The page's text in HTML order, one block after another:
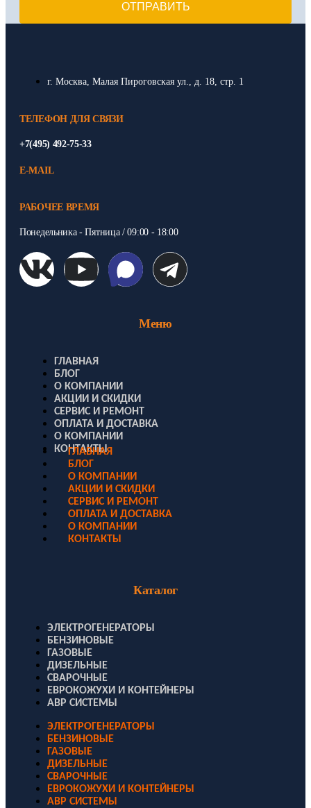
ОТПРАВИТЬ
г. Москва, Малая Пироговская ул., д. 18, стр. 1
ТЕЛЕФОН ДЛЯ СВЯЗИ
+7(495) 492-75-33
E-MAIL
РАБОЧЕЕ ВРЕМЯ
Понедельника - Пятница / 09:00 - 18:00
Меню
ГЛАВНАЯ
БЛОГ
О КОМПАНИИ
АКЦИИ И СКИДКИ
СЕРВИС И РЕМОНТ
ОПЛАТА И ДОСТАВКА
О КОМПАНИИ
КОНТАКТЫ
ГЛАВНАЯ
БЛОГ
О КОМПАНИИ
АКЦИИ И СКИДКИ
СЕРВИС И РЕМОНТ
ОПЛАТА И ДОСТАВКА
О КОМПАНИИ
КОНТАКТЫ
Каталог
ЭЛЕКТРОГЕНЕРАТОРЫ
БЕНЗИНОВЫЕ
ГАЗОВЫЕ
ДИЗЕЛЬНЫЕ
СВАРОЧНЫЕ
ЕВРОКОЖУХИ И КОНТЕЙНЕРЫ
АВР СИСТЕМЫ
ЭЛЕКТРОГЕНЕРАТОРЫ
БЕНЗИНОВЫЕ
ГАЗОВЫЕ
ДИЗЕЛЬНЫЕ
СВАРОЧНЫЕ
ЕВРОКОЖУХИ И КОНТЕЙНЕРЫ
АВР СИСТЕМЫ